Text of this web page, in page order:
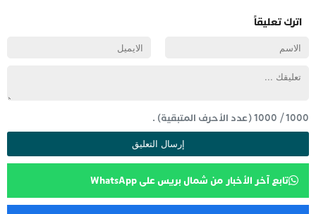
اترك تعليقاً
1000
/
1000(عدد الأحرف المتبقية) .
تابع آخر الأخبار من شمال بريس على WhatsApp